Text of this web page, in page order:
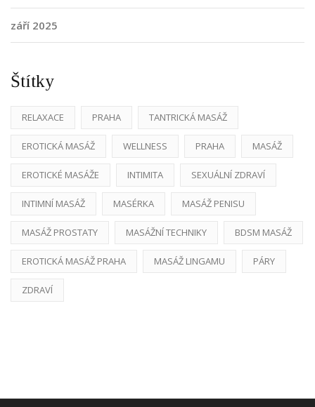
září 2025
Štítky
RELAXACE PRAHA TANTRICKÁ MASÁŽ
EROTICKÁ MASÁŽ WELLNESS PRAHA MASÁŽ
EROTICKÉ MASÁŽE INTIMITA SEXUÁLNÍ ZDRAVÍ
INTIMNÍ MASÁŽ MASÉRKA MASÁŽ PENISU
MASÁŽ PROSTATY MASÁŽNÍ TECHNIKY BDSM MASÁŽ
EROTICKÁ MASÁŽ PRAHA MASÁŽ LINGAMU PÁRY
ZDRAVÍ